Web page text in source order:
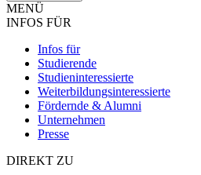
MENÜ
INFOS FÜR
Infos für
Studierende
Studieninteressierte
Weiterbildungsinteressierte
Fördernde & Alumni
Unternehmen
Presse
DIREKT ZU